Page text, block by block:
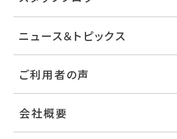
ニュース＆トピックス
ご利用者の声
会社概要